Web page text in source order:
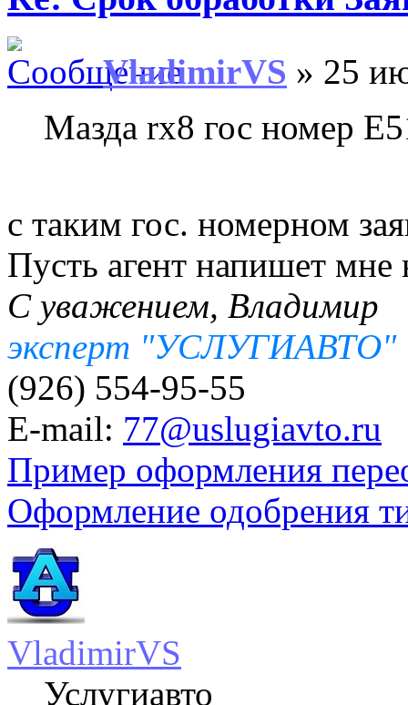
VladimirVS » 25
Мазда rx8 гос номер
с таким гос. номерном
Пусть агент напишет мне
С уважением, Владимир
эксперт "УСЛУГИАВТО"
(926) 554-95-55
E-mail: 77@uslugiavto.ru
Пример оформления
Оформление одобрения
VladimirVS
Услугиавто